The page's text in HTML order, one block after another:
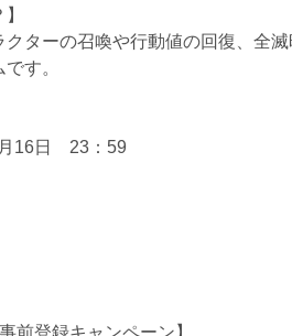
ターの召喚や行動値の回復、全
す。
16日 23：59
前登録キャンペーン】